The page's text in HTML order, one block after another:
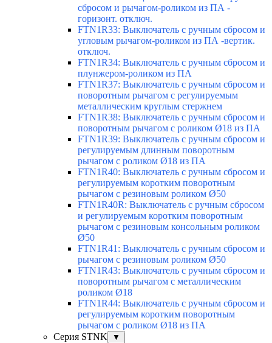
сбросом и рычагом-роликом из ПА -
горизонт. отключ.
FTN1R33: Выключатель с ручным сбросом и
угловым рычагом-роликом из ПА -вертик.
отключ.
FTN1R34: Выключатель с ручным сбросом и
плунжером-роликом из ПА
FTN1R37: Выключатель с ручным сбросом и
поворотным рычагом с регулируемым
металлическим круглым стержнем
FTN1R38: Выключатель с ручным сбросом и
поворотным рычагом с роликом Ø18 из ПА
FTN1R39: Выключатель с ручным сбросом и
регулируемым длинным поворотным
рычагом с роликом Ø18 из ПА
FTN1R40: Выключатель с ручным сбросом и
регулируемым коротким поворотным
рычагом с резиновым роликом Ø50
FTN1R40R: Выключатель с ручным сбросом
и регулируемым коротким поворотным
рычагом с резиновым консольным роликом
Ø50
FTN1R41: Выключатель с ручным сбросом и
рычагом с резиновым роликом Ø50
FTN1R43: Выключатель с ручным сбросом и
поворотным рычагом с металлическим
роликом Ø18
FTN1R44: Выключатель с ручным сбросом и
регулируемым коротким поворотным
рычагом с роликом Ø18 из ПА
Серия STNK
▼